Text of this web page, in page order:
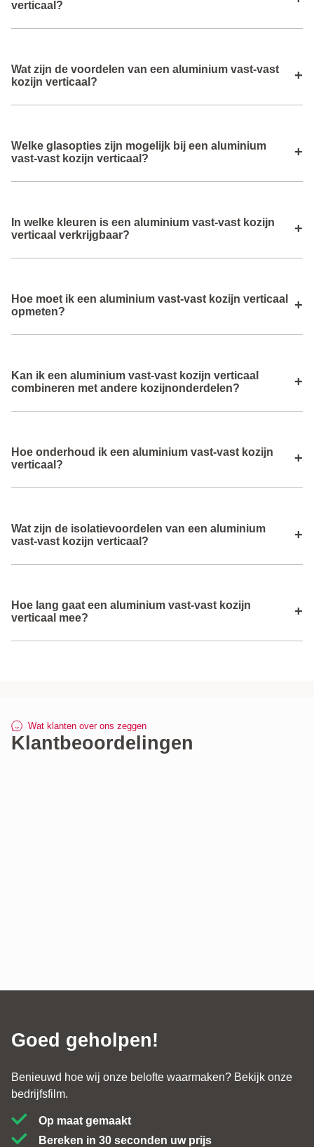
inclusief verzendkosten getoond.
lichtinval hebt en een strak, modern gevelbeeld behoudt.
verticaal?
wel maximale lichtinval wilt over twee verticale
raamelementen, bijvoorbeeld in woonkamers of boven
deuren.
Wat zijn de voordelen van een aluminium vast‑vast
kozijn verticaal?
+
daglichttoetreding, weinig onderhoud en een moderne
uitstraling.
Welke glasopties zijn mogelijk bij een aluminium
vast‑vast kozijn verticaal?
+
en geluidsisolatie en aansluit bij jouw comfort‑ en
energiebehoeften.
In welke kleuren is een aluminium vast‑vast kozijn
verticaal verkrijgbaar?
+
RAL‑kleuren met duurzame poedercoating voor langdurige
kleurvastheid.
Hoe moet ik een aluminium vast‑vast kozijn verticaal
opmeten?
+
dagopening nauwkeurig zodat het kozijn precies op maat
geproduceerd kan worden.
Kan ik een aluminium vast‑vast kozijn verticaal
combineren met andere kozijnonderdelen?
+
geveloplossing met openende ramen of deuren op andere
posities.
Hoe onderhoud ik een aluminium vast‑vast kozijn
verticaal?
+
water en een mild schoonmaakmiddel is voldoende omdat
er geen bewegende delen zijn.
Wat zijn de isolatievoordelen van een aluminium
vast‑vast kozijn verticaal?
+
biedt dit kozijn uitstekende warmte‑ en geluidsisolatie.
Hoe lang gaat een aluminium vast‑vast kozijn
verticaal mee?
+
Wat klanten over ons zeggen
Klantbeoordelingen
Goed geholpen!
Benieuwd hoe wij onze belofte waarmaken? Bekijk onze
bedrijfsfilm.
Op maat gemaakt
Bereken in 30 seconden uw prijs